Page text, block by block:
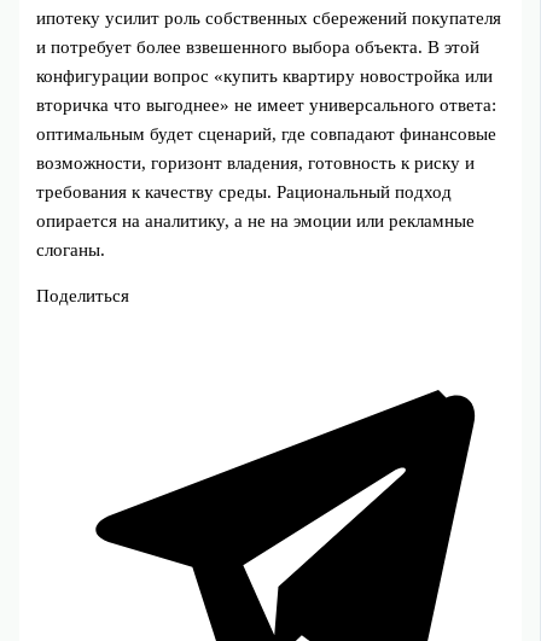
ипотеку усилит роль собственных сбережений покупателя
и потребует более взвешенного выбора объекта. В этой
конфигурации вопрос «купить квартиру новостройка или
вторичка что выгоднее» не имеет универсального ответа:
оптимальным будет сценарий, где совпадают финансовые
возможности, горизонт владения, готовность к риску и
требования к качеству среды. Рациональный подход
опирается на аналитику, а не на эмоции или рекламные
слоганы.
Поделиться